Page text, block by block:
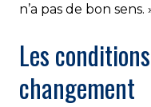
n’a pas de bon sens.
Les
changement